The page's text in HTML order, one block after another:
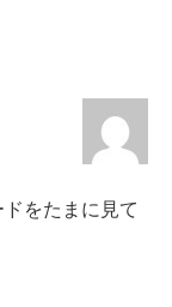
をたまに見て